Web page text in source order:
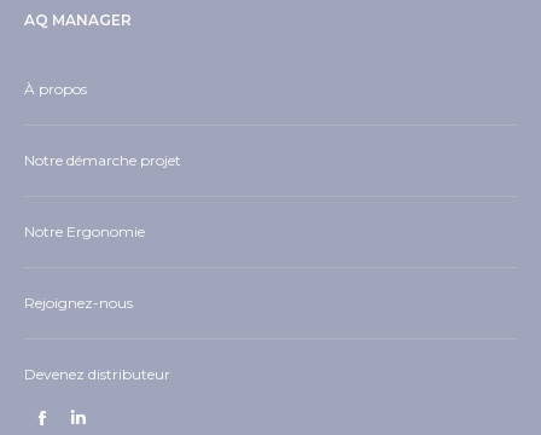
AQ MANAGER
À propos
Notre démarche projet
Notre Ergonomie
Rejoignez-nous
Devenez distributeur